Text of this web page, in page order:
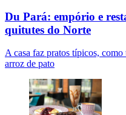
Du Pará: empório e
quitutes do Norte
A casa faz pratos típicos,
arroz de pato